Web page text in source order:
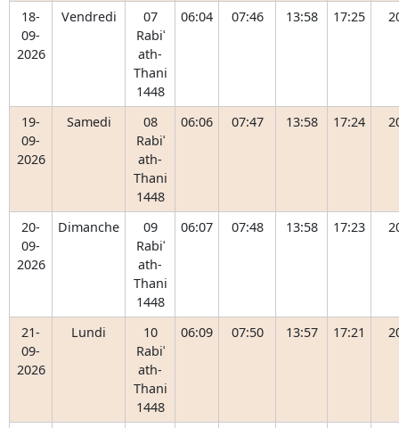
18-
09-
2026
Vendredi
07
Rabiʿ
ath-
Thani
1448
06:04 07:46 13:58 17:25
19-
09-
2026
Samedi
08
Rabiʿ
ath-
Thani
1448
06:06 07:47 13:58 17:24
20-
09-
2026
Dimanche
09
Rabiʿ
ath-
Thani
1448
06:07 07:48 13:58 17:23
21-
09-
2026
Lundi
10
Rabiʿ
ath-
Thani
1448
06:09 07:50 13:57 17:21